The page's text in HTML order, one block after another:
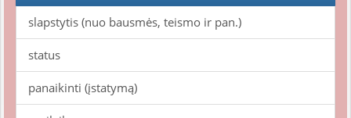
slapstytis (nuo bausmės, teismo ir pan.)
status
panaikinti (įstatymą)